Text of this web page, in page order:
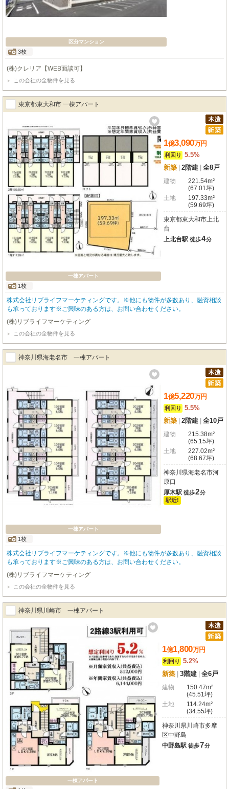
区分マンション
3枚
(株)クレリア【WEB面談可】
この会社の全物件を見る
東京都東大和市 一棟アパート
一棟アパート
1枚
1億3,090万円
利回り
5.5%
新築 2階建 全8戸
建物
221.54m²
(67.01坪)
土地
197.33m²
(59.69坪)
東京都東大和市上北
台
上北台駅 徒歩4分
株式会社リブライフマーケティングです。※他にも物件が多数あり、融資相談
も承っております※ご興味のある方は、お問い合わせください。
(株)リブライフマーケティング
この会社の全物件を見る
神奈川県海老名市 一棟アパート
一棟アパート
1枚
1億5,220万円
利回り
5.5%
新築 2階建 全10戸
建物
215.38m²
(65.15坪)
土地
227.02m²
(68.67坪)
神奈川県海老名市河
原口
厚木駅 徒歩2分
駅近!
株式会社リブライフマーケティングです。※他にも物件が多数あり、融資相談
も承っております※ご興味のある方は、お問い合わせください。
(株)リブライフマーケティング
この会社の全物件を見る
神奈川県川崎市 一棟アパート
一棟アパート
1億1,800万円
利回り
5.2%
新築 3階建 全6戸
建物
150.47m²
(45.51坪)
土地
114.24m²
(34.55坪)
神奈川県川崎市多摩
区中野島
中野島駅 徒歩7分